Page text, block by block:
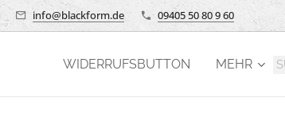
info@blackform.de 09405 50 80 9 60
WIDERRUFSBUTTON MEHR